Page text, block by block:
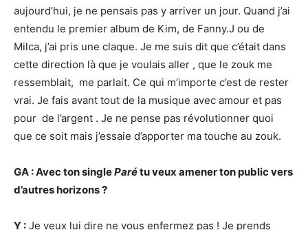
aujourd’hui, je ne pensais pas y arriver un jour. Quand j’ai
entendu le premier album de Kim, de Fanny.J ou de
Milca, j’ai pris une claque. Je me suis dit que c’était dans
cette direction là que je voulais aller , que le zouk me
ressemblait, me parlait. Ce qui m’importe c’est de rester
vrai. Je fais avant tout de la musique avec amour et pas
pour de l’argent . Je ne pense pas révolutionner quoi
que ce soit mais j’essaie d’apporter ma touche au zouk.
GA : Avec ton singleParétu veux amener ton public vers
d’autres horizons?
Y : Je veux lui dire ne vous enfermez pas ! Je prends